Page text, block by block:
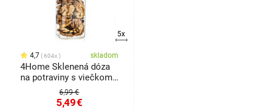
5x
4,7 604x skladom
4Home Sklenená dóza
na potraviny s viečkom
Bamboo, 300 ml
6,99 €
5,49€